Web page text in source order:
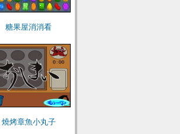
糖果屋消消看
燒烤章魚小丸子